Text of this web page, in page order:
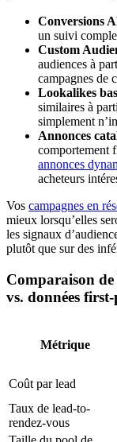
Conversions
un suivi
Custom
audiences à
campagnes de
Lookalikes
similaires à
simplement
Annonces
comportement
annonces
acheteurs
Vos campagnes en
mieux lorsqu’elles
les signaux
plutôt que sur des
Comparaison
vs. données
Métrique
Coût par lead
Taux de lead-to-
rendez-vous